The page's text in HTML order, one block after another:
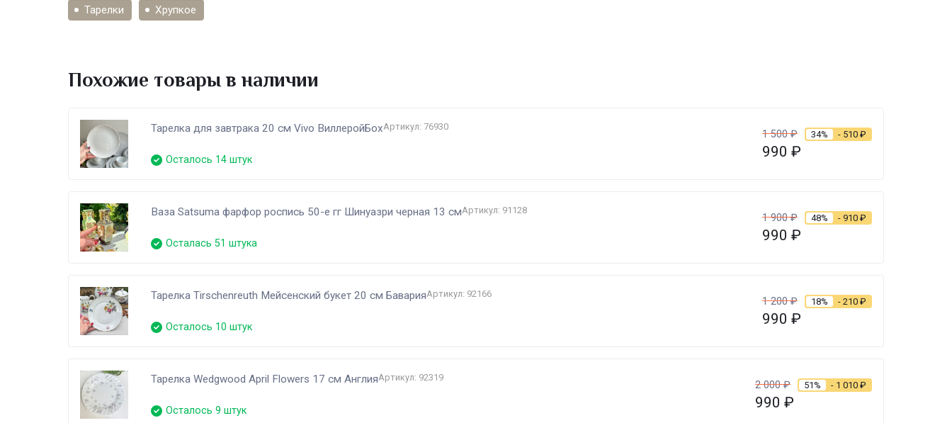
Тарелки Хрупкое
Похожие товары в наличии
Тарелка для завтрака 20 см Vivo ВиллеройБохАртикул: 76930
Осталось 14 штук
1 500₽ 34% - 510 ₽
990 ₽
Ваза Satsuma фарфор роспись 50-е гг Шинуазри черная 13 смАртикул: 91128
Осталась 51 штука
1 900₽ 48% - 910 ₽
990 ₽
Тарелка Tirschenreuth Мейсенский букет 20 см БаварияАртикул: 92166
Осталось 10 штук
1 200₽ 18% - 210 ₽
990 ₽
Тарелка Wedgwood April Flowers 17 см АнглияАртикул: 92319
Осталось 9 штук
2 000₽ 51% - 1 010 ₽
990 ₽